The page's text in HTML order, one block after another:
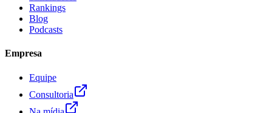
Rankings
Blog
Podcasts
Empresa
Equipe
Consultoria